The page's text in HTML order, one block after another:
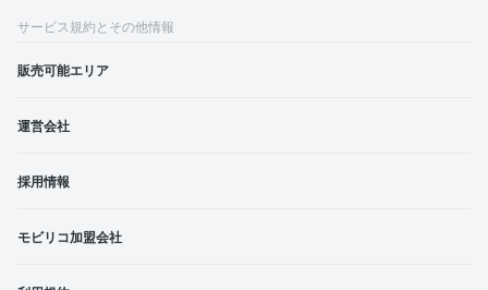
サービス規約とその他情報
販売可能エリア
運営会社
採用情報
モビリコ加盟会社